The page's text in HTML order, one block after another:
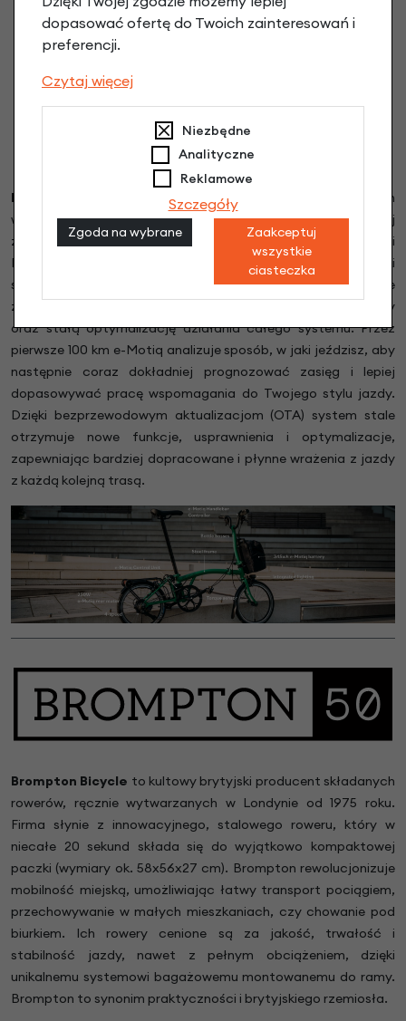
Brompton e-Motiq
daje pełną kontrolę nad elektrycznym
wspomaganiem na wyciągnięcie kciuka. To najbardziej
zaawansowany system elektrycznego wspomagania w historii
Bromptona, opracowany od podstaw przez inżynierów marki
specjalnie dla rowerów składanych. Łączy inteligentne
zarządzanie wspomaganiem, adaptacyjne uczenie stylu jazdy
oraz stałą optymalizację działania całego systemu. Przez
pierwsze 100 km e-Motiq analizuje sposób, w jaki jeździsz, aby
następnie coraz dokładniej prognozować zasięg i lepiej
dopasowywać pracę wspomagania do Twojego stylu jazdy.
Dzięki bezprzewodowym aktualizacjom (OTA) system stale
otrzymuje nowe funkcje, usprawnienia i optymalizacje,
zapewniając bardziej dopracowane i płynne wrażenia z jazdy
z każdą kolejną trasą.
Brompton Bicycle to kultowy brytyjski producent składanych
rowerów, ręcznie wytwarzanych w Londynie od 1975 roku.
Firma słynie z innowacyjnego, stalowego roweru, który w
niecałe 20 sekund składa się do wyjątkowo kompaktowej
paczki (wymiary ok. 58x56x27 cm). Brompton rewolucjonizuje
mobilność miejską, umożliwiając łatwy transport pociągiem,
przechowywanie w małych mieszkaniach, czy chowanie pod
biurkiem. Ich rowery cenione są za jakość, trwałość i
stabilność jazdy, nawet z pełnym obciążeniem, dzięki
unikalnemu systemowi bagażowemu montowanemu do ramy.
Brompton to synonim praktyczności i brytyjskiego rzemiosła.
dopasować ofertę do Twoich zainteresowań i
preferencji.
Czytaj więcej
Niezbędne
Analityczne
Reklamowe
Szczegóły
Zgoda na wybrane
Zaakceptuj
wszystkie
ciasteczka